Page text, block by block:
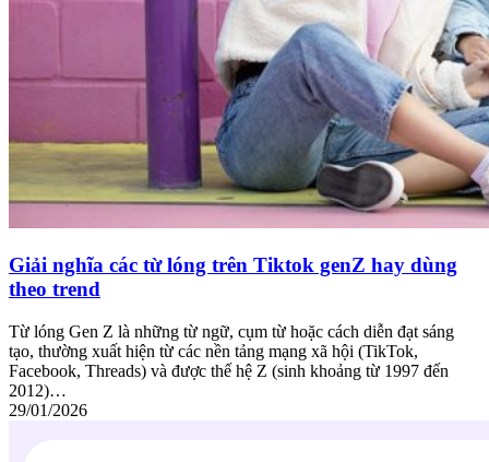
Giải nghĩa các từ lóng trên Tiktok genZ hay dùng
theo trend
Từ lóng Gen Z là những từ ngữ, cụm từ hoặc cách diễn đạt sáng
tạo, thường xuất hiện từ các nền tảng mạng xã hội (TikTok,
Facebook, Threads) và được thế hệ Z (sinh khoảng từ 1997 đến
2012)…
29/01/2026